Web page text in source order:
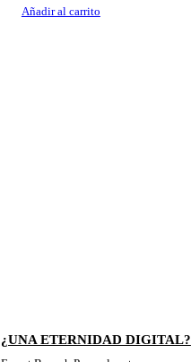
Añadir al carrito
¿UNA ETERNIDAD DIGITAL?